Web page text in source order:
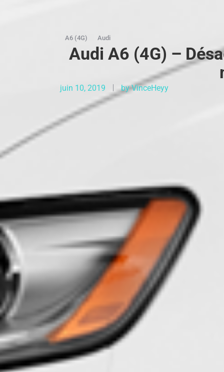
A6 (4G) Audi
Audi A6 (4G) –
juin 10, 2019 byVinceHeyy